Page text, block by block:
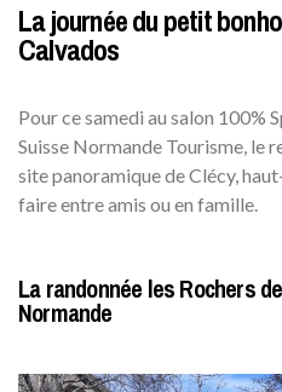
La journée du petit
Calvados
Pour ce samedi au salon 100%
Suisse Normande Tourisme, le
site panoramique de Clécy,
faire entre amis ou en famille.
La randonnée les Rochers
Normande